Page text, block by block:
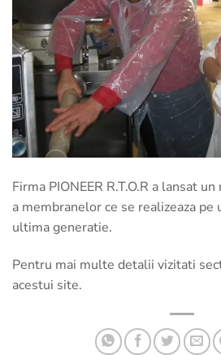
Firma PIONEER R.T.O.R a lansat
a membranelor ce se realizeaza
ultima generatie.
Pentru mai multe detalii vizitati
acestui site.